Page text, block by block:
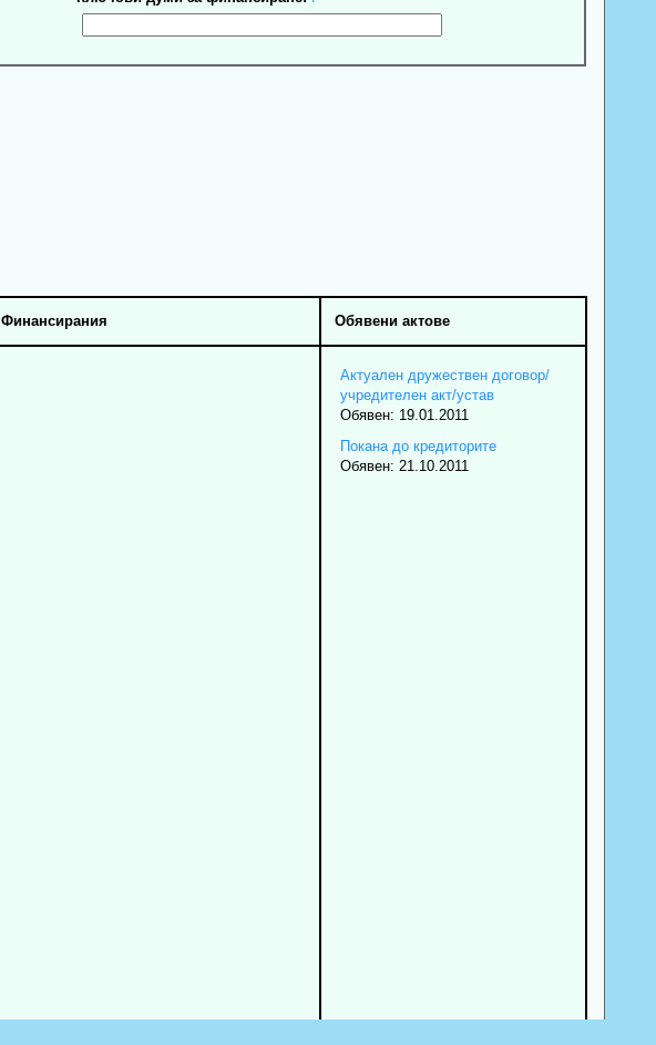
Финансирания Обявени актове
Актуален дружествен договор/
учредителен акт/устав
Обявен: 19.01.2011
Покана до кредиторите
Обявен: 21.10.2011